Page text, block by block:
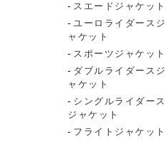
スエードジャケット
ユーロライダースジ
ャケット
スポーツジャケット
ダブルライダースジ
ャケット
シングルライダース
ジャケット
フライトジャケット